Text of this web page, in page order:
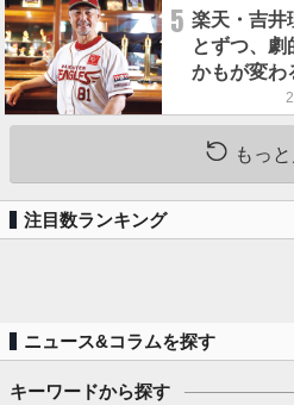
5 楽天・吉
とずつ、劇
かもが変わ
って良く
もっ
注目数ランキング
ニュース&コラムを探す
キーワードから探す